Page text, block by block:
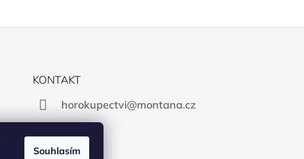
Souhlasím
KONTAKT
horokupectvi@montana.cz
Facebook